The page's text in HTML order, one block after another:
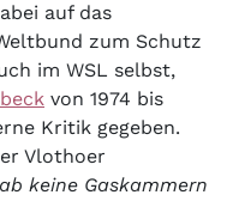
auf das
zum Schutz
im WSL selbst,
von 1974 bis
Kritik gegeben.
Vlothoer
keine Gaskammern